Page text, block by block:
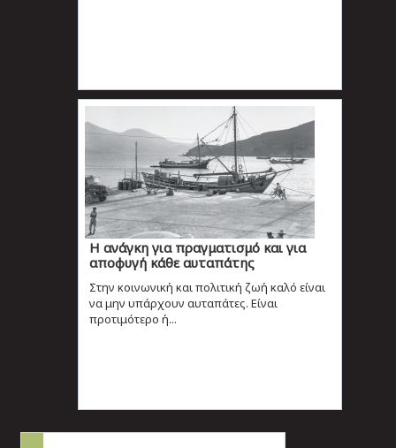
Η ανάγκη για πραγματισμό και για
αποφυγή κάθε αυταπάτης
Στην κοινωνική και πολιτική ζωή καλό είναι
να μην υπάρχουν αυταπάτες. Είναι
προτιμότερο ή...